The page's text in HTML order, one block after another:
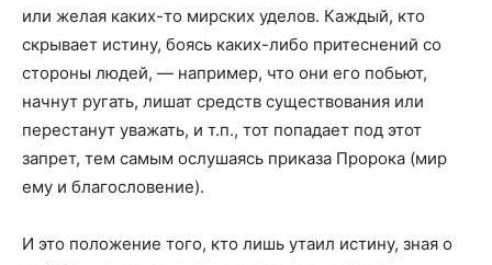
или желая каких-то мирских уделов. Каждый, кто
скрывает истину, боясь каких-либо притеснений со
стороны людей, — например, что они его побьют,
начнут ругать, лишат средств существования или
перестанут уважать, и т.п., тот попадает под этот
запрет, тем самым ослушаясь приказа Пророка (мир
ему и благословение).
И это положение того, кто лишь утаил истину, зная о